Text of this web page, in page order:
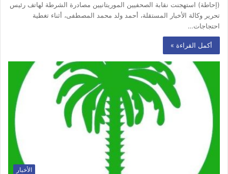
(إحاطة) استهجنت نقابة الصحفيين الموريتانيين مصادرة الشرطة لهاتف رئيس
تحرير وكالة الأخبار المستقلة، أحمد ولد محمد المصطفى، أثناء تغطية
احتجاجات…
أكمل القراءة »
الأخبار